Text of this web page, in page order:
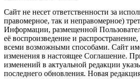
Сайт не несет ответственности за
правомерное, так и неправомерное)
Информации, размещенной
её воспроизведение и
всеми возможными способами. Сайт
изменения в настоящее Соглашение.
изменений в актуальной редакции
последнего обновления. Новая